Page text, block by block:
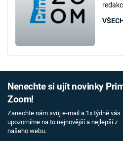
Nenechte si ujít novinky
Zoom!
Zanechte nám svůj e-mail a 1x týdně vás
upozorníme na to nejnovější a nejlepší z
našeho webu.